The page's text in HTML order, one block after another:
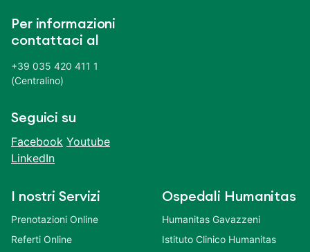
Per informazioni
contattaci al
+39 035 420 411 1
(Centralino)
Seguici su
Facebook Youtube
LinkedIn
I nostri Servizi
Prenotazioni Online
Referti Online
Ospedali Humanitas
Humanitas Gavazzeni
Istituto Clinico Humanitas